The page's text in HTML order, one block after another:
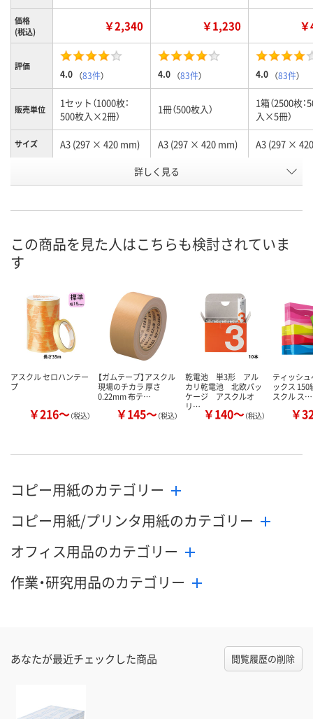
価格
(税込)
￥2,340 ￥1,230
評価
4.0 （83件） 4.0 （83件） 4.0 （83件）
販売単位
1セット（1000枚：
500枚入×2冊）
1冊（500枚入）
1箱（2500枚：
入×5冊）
サイズ A3 (297 × 420 mm) A3 (297 × 420 mm) A3 (297 ×
701712
8月12日（水）
カゴへ カゴへ カ
詳しく見る
この商品を見た人はこちらも検討されていま
す
アスクル セロハンテー
プ
￥216～（税込）
【ガムテープ】アスクル
現場のチカラ 厚さ
0.22mm 布テ…
￥145～（税込）
乾電池 単3形 アル
カリ乾電池 北欧パッ
ケージ アスクルオ
リ… ￥140～（税込）
ティッシ
ックス 150
スクル ス…
￥
コピー用紙のカテゴリー
コピー用紙/プリンタ用紙のカテゴリー
オフィス用品のカテゴリー
作業・研究用品のカテゴリー
あなたが最近チェックした商品 閲覧履歴の削除